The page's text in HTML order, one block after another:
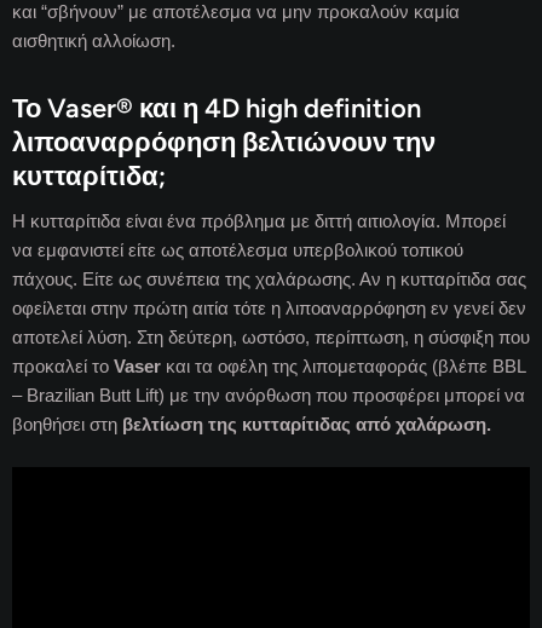
και “σβήνουν” με αποτέλεσμα να μην προκαλούν καμία
αισθητική αλλοίωση.
Το Vaser® και η 4D high definition
λιποαναρρόφηση βελτιώνουν την
κυτταρίτιδα;
Η κυτταρίτιδα είναι ένα πρόβλημα με διττή αιτιολογία. Μπορεί
να εμφανιστεί είτε ως αποτέλεσμα υπερβολικού τοπικού
πάχους. Eίτε ως συνέπεια της χαλάρωσης. Αν η κυτταρίτιδα σας
οφείλεται στην πρώτη αιτία τότε η λιποαναρρόφηση εν γενεί δεν
αποτελεί λύση. Στη δεύτερη, ωστόσο, περίπτωση, η σύσφιξη που
προκαλεί το Vaser και τα οφέλη της λιπομεταφοράς (βλέπε BBL
– Brazilian Butt Lift) με την ανόρθωση που προσφέρει μπορεί να
βοηθήσει στη βελτίωση της κυτταρίτιδας από χαλάρωση.